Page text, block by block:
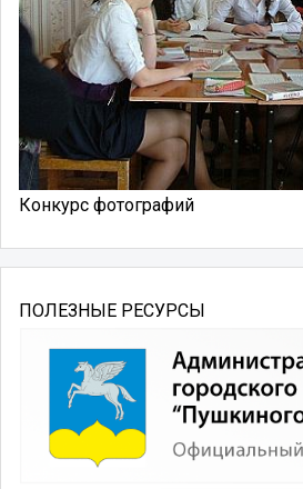
Конкурс фотографий
ПОЛЕЗНЫЕ РЕСУРСЫ